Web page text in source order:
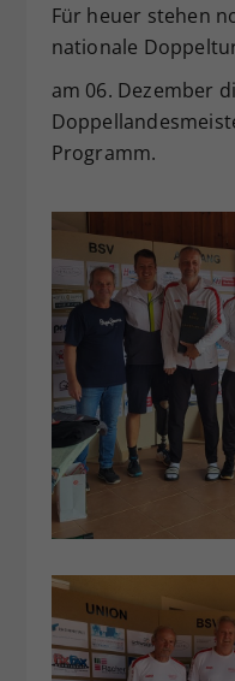
Für heuer stehen
nationale
am 06. Dezember
Programm.